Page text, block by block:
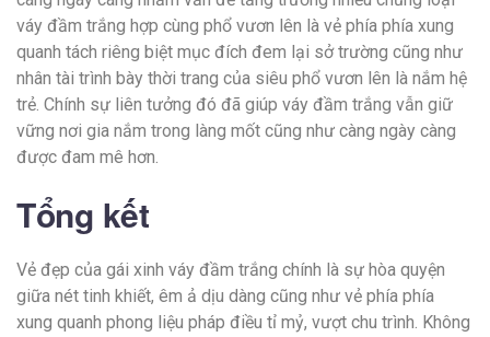
váy đầm trắng hợp cùng phổ vươn lên là vẻ phía phía xung
quanh tách riêng biệt mục đích đem lại sở trường cũng như
nhân tài trình bày thời trang của siêu phổ vươn lên là nắm hệ
trẻ. Chính sự liên tưởng đó đã giúp váy đầm trắng vẫn giữ
vững nơi gia nắm trong làng mốt cũng như càng ngày càng
được đam mê hơn.
Tổng kết
Vẻ đẹp của gái xinh váy đầm trắng chính là sự hòa quyện
giữa nét tinh khiết, êm ả dịu dàng cũng như vẻ phía phía
xung quanh phong liệu pháp điều tỉ mỷ, vượt chu trình. Không